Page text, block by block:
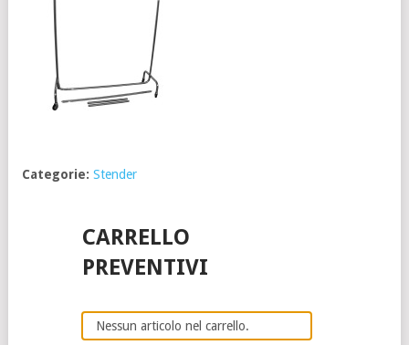
Categorie: Stender
CARRELLO
PREVENTIVI
Nessun articolo nel carrello.